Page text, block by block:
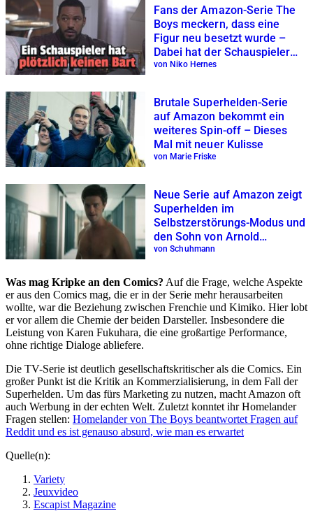
Fans der Amazon-Serie The
Boys meckern, dass eine
Figur neu besetzt wurde –
Dabei hat der Schauspieler
nur abgenommen
von Niko Hernes
Brutale Superhelden-Serie
auf Amazon bekommt ein
weiteres Spin-off – Dieses
Mal mit neuer Kulisse
von Marie Friske
Neue Serie auf Amazon zeigt
Superhelden im
Selbstzerstörungs-Modus und
den Sohn von Arnold
Schwarzenegger
von Schuhmann
Was mag Kripke an den Comics? Auf die Frage, welche Aspekte
er aus den Comics mag, die er in der Serie mehr herausarbeiten
wollte, war die Beziehung zwischen Frenchie und Kimiko. Hier lobt
er vor allem die Chemie der beiden Darsteller. Insbesondere die
Leistung von Karen Fukuhara, die eine großartige Performance,
ohne richtige Dialoge abliefere.
Die TV-Serie ist deutlich gesellschaftskritischer als die Comics. Ein
großer Punkt ist die Kritik an Kommerzialisierung, in dem Fall der
Superhelden. Um das fürs Marketing zu nutzen, macht Amazon oft
auch Werbung in der echten Welt. Zuletzt konntet ihr Homelander
Fragen stellen: Homelander von The Boys beantwortet Fragen auf
Reddit und es ist genauso absurd, wie man es erwartet
Quelle(n):
Variety
Jeuxvideo
Escapist Magazine